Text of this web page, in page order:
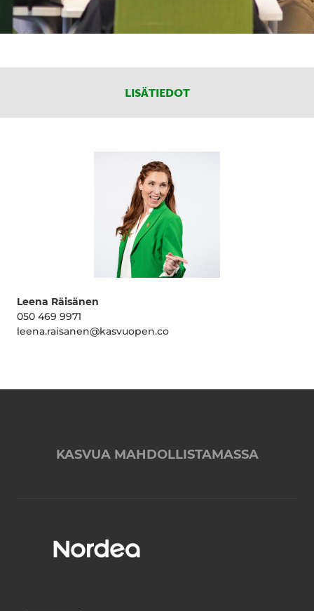
LISÄTIEDOT
Leena Räisänen
050 469 9971
leena.raisanen@kasvuopen.co
KASVUA MAHDOLLISTAMASSA